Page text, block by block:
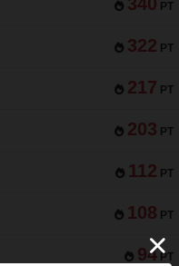
PT
322 PT
217 PT
203 PT
112 PT
108 PT
94 PT